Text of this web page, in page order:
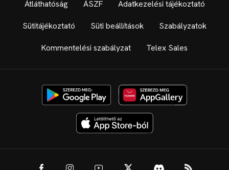
Átláthatóság ÁSZF Adatkezelési tájékoztató
Sütitájékoztató Süti beállítások Szabályzatok
Kommentelési szabályzat Telex Sales